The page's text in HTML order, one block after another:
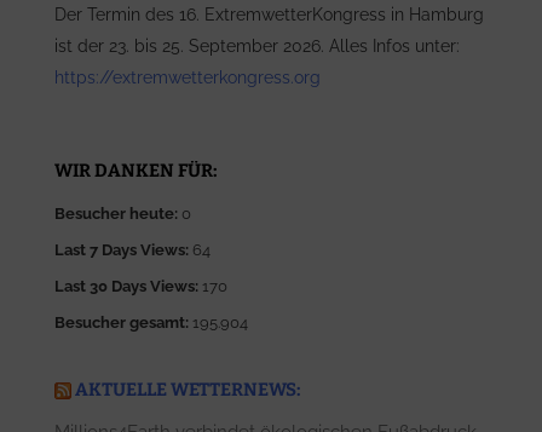
Der Termin des 16. ExtremwetterKongress in Hamburg
ist der 23. bis 25. September 2026. Alles Infos unter:
https://extremwetterkongress.org
WIR DANKEN FÜR:
Besucher heute: 0
Last 7 Days Views: 64
Last 30 Days Views: 170
Besucher gesamt: 195.904
AKTUELLE WETTERNEWS: